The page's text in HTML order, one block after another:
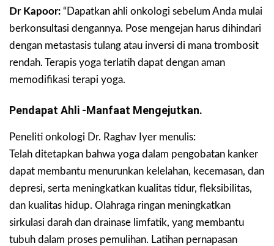
Dr Kapoor: “Dapatkan ahli onkologi sebelum Anda mulai
berkonsultasi dengannya. Pose mengejan harus dihindari
dengan metastasis tulang atau inversi di mana trombosit
rendah. Terapis yoga terlatih dapat dengan aman
memodifikasi terapi yoga.
Pendapat Ahli -manfaat Mengejutkan.
Peneliti onkologi Dr. Raghav Iyer menulis:
Telah ditetapkan bahwa yoga dalam pengobatan kanker
dapat membantu menurunkan kelelahan, kecemasan, dan
depresi, serta meningkatkan kualitas tidur, fleksibilitas,
dan kualitas hidup. Olahraga ringan meningkatkan
sirkulasi darah dan drainase limfatik, yang membantu
tubuh dalam proses pemulihan. Latihan pernapasan